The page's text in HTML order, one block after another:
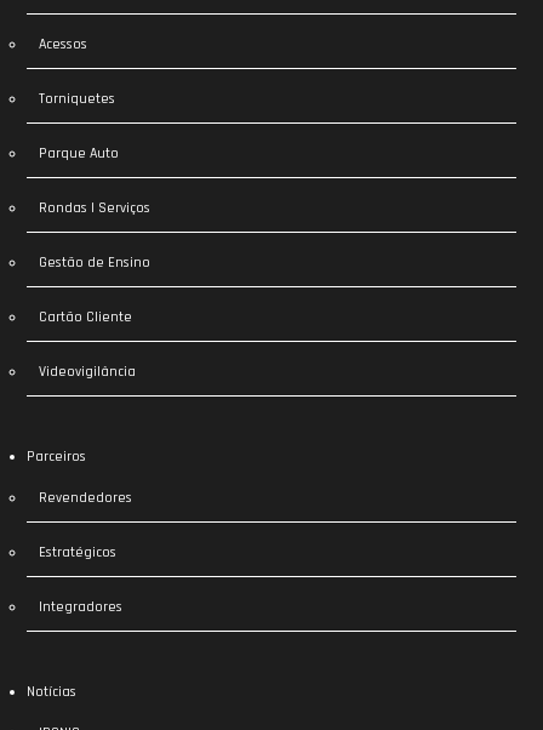
Acessos
Torniquetes
Parque Auto
Rondas | Serviços
Gestão de Ensino
Cartão Cliente
Videovigilância
Parceiros
Revendedores
Estratégicos
Integradores
Notícias